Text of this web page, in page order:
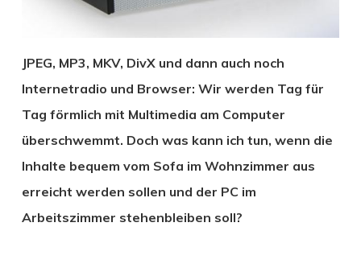
JPEG, MP3, MKV, DivX und dann auch noch
Internetradio und Browser: Wir werden Tag für
Tag förmlich mit Multimedia am Computer
überschwemmt. Doch was kann ich tun, wenn die
Inhalte bequem vom Sofa im Wohnzimmer aus
erreicht werden sollen und der PC im
Arbeitszimmer stehenbleiben soll?